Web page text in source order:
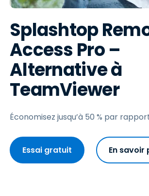
Splashtop
Access Pro –
Alternative à
TeamViewer
Économisez jusqu’à 50 % par
Essai gratuit En savoir